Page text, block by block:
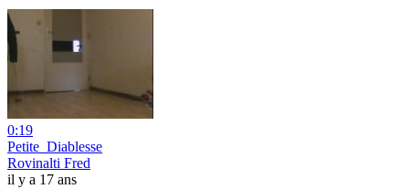
0:19
Petite_Diablesse
Rovinalti Fred
il y a 17 ans